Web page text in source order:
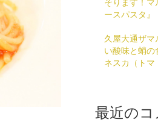
そります！マ
ースパスタ』
久屋大通ザマ
い酸味と蛸
ネスカ（トマ
最近のコ